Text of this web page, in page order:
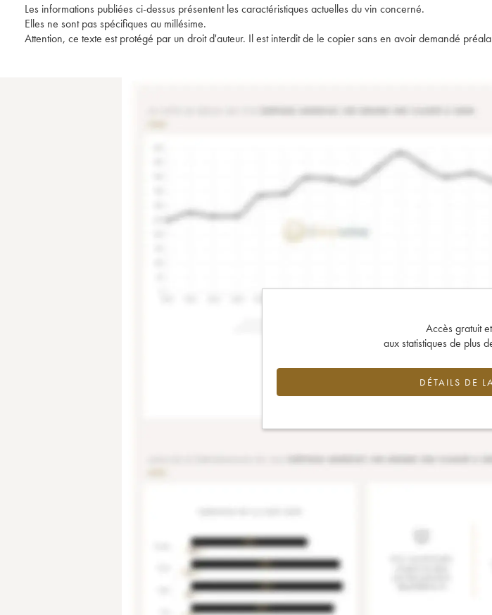
Les informations publiées ci-dessus présentent les caractéristiques actuelles du vin concerné.
Elles ne sont pas spécifiques au millésime.
Attention, ce texte est protégé par un droit d'auteur. Il est interdit de le copier sans en avoir demandé
Accès gratuit
aux statistiques de plus
DÉTAILS DE